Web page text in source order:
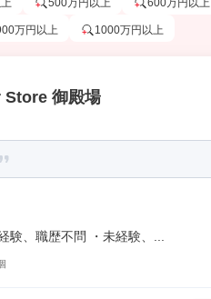
500万円以上 600万円以上
万円以上 1000万円以上
Store 御殿場
、職歴不問 ・未経験、...